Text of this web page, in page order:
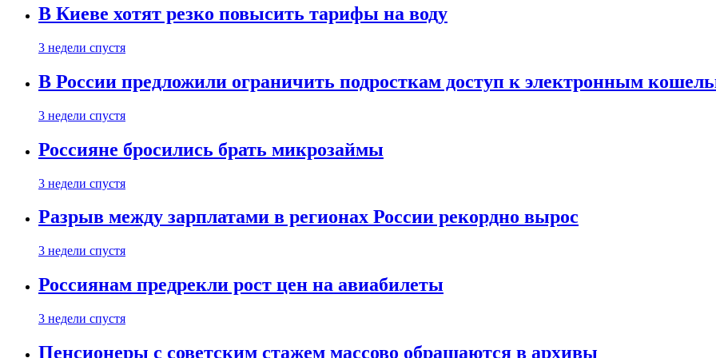
В Киеве хотят резко повысить тарифы на воду
3 недели спустя
В России предложили ограничить подросткам доступ к электронным
3 недели спустя
Россияне бросились брать микрозаймы
3 недели спустя
Разрыв между зарплатами в регионах России рекордно вырос
3 недели спустя
Россиянам предрекли рост цен на авиабилеты
3 недели спустя
Пенсионеры с советским стажем массово обращаются в архивы